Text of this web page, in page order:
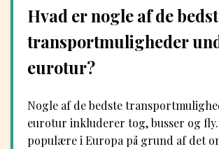
Hvad er nogle af de
transportmuligheder
eurotur?
Nogle af de bedste
eurotur inkluderer tog, busser og
populære i Europa på grund af det